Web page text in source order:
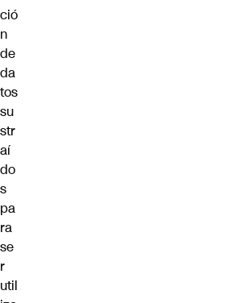
ció
n
de
da
tos
su
str
aí
do
s
pa
ra
se
r
util